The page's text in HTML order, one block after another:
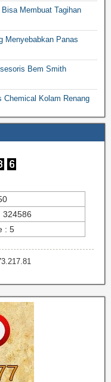
Membuat Tagihan
Menyebabkan Panas
Bem Smith
Chemical Kolam Renang
324586
: 5